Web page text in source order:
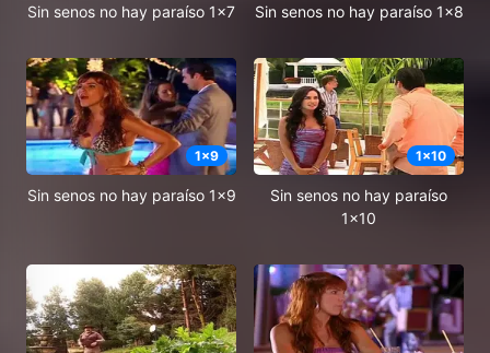
Sin senos no hay paraíso 1x7 Sin senos no hay paraíso 1x8
1x9
Sin senos no hay paraíso 1x9
1x10
Sin senos no hay paraíso
1x10